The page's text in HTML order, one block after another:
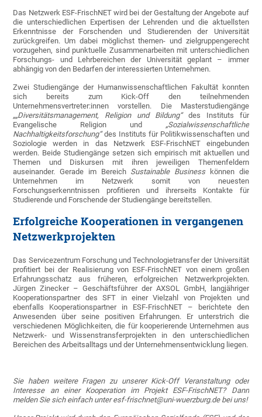
Das Netzwerk ESF-FrischNET wird bei der Gestaltung der Angebote auf
die unterschiedlichen Expertisen der Lehrenden und die aktuellsten
Erkenntnisse der Forschenden und Studierenden der Universität
zurückgreifen. Um dabei möglichst themen- und zielgruppengerecht
vorzugehen, sind punktuelle Zusammenarbeiten mit unterschiedlichen
Forschungs- und Lehrbereichen der Universität geplant – immer
abhängig von den Bedarfen der interessierten Unternehmen.
Zwei Studiengänge der Humanwissenschaftlichen Fakultät konnten
sich bereits zum Kick-Off den teilnehmenden
Unternehmensvertreter:innen vorstellen. Die Masterstudiengänge
„„Diversitätsmanagement, Religion und Bildung“des Instituts für
Evangelische Religion und „Sozialwissenschaftliche
Nachhaltigkeitsforschung“des Instituts für Politikwissenschaften und
Soziologie werden in das Netzwerk ESF-FrischNET eingebunden
werden. Beide Studiengänge setzen sich empirisch mit aktuellen und
Themen und Diskursen mit ihren jeweiligen Themenfeldern
auseinander. Gerade im Bereich Sustainable Businesskönnen die
Unternehmen im Netzwerk somit von neuesten
Forschungserkenntnissen profitieren und ihrerseits Kontakte für
Studierende und Forschende der Studiengänge bereitstellen.
Erfolgreiche Kooperationen in vergangenen
Netzwerkprojekten
Das Servicezentrum Forschung und Technologietransfer der Universität
profitiert bei der Realisierung von ESF-FrischNET von einem großen
Erfahrungsschatz aus früheren, erfolgreichen Netzwerkprojekten.
Jürgen Zinecker – Geschäftsführer der AXSOL GmbH, langjähriger
Kooperationspartner des SFT in einer Vielzahl von Projekten und
ebenfalls Kooperationspartner in ESF-FrischNET – berichtete den
Anwesenden über seine positiven Erfahrungen. Er unterstrich die
verschiedenen Möglichkeiten, die für kooperierende Unternehmen aus
Netzwerk- und Wissenstransferprojekten in den unterschiedlichen
Bereichen des Arbeitsalltags und der Unternehmensentwicklung liegen.
Sie haben weitere Fragen zu unserer Kick-Off Veranstaltung oder
Interesse an einer Kooperation im Projekt ESF-FrischNET? Dann
melden Sie sich einfach unteresf-frischnet@uni-wuerzburg.debei uns!